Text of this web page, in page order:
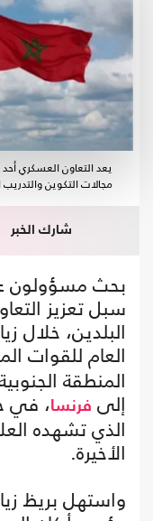
يعد التعاون العسكري أحد
مجالات التكوين والتدريب
شارك الخبر
بحث مسؤولون
سبل تعزيز
البلدين، خلال
العام للقوات
المنطقة
إلى فرنسا، في
الذي تشهده
الأخيرة.
واستهل بريظ